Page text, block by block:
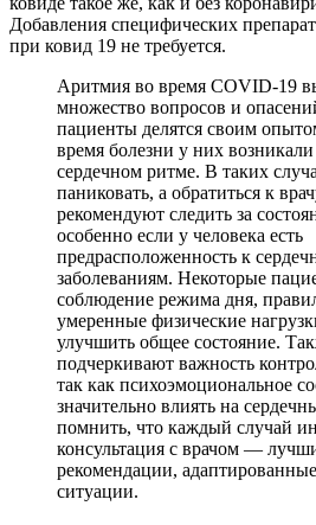
Добавления специфических
при ковид 19 не требуется.
Аритмия во время COVID-19
множество вопросов и
пациенты делятся своим
время болезни у них
сердечном ритме. В таких
паниковать, а обратиться к
рекомендуют следить за
особенно если у человека есть
предрасположенность к
заболеваниям. Некоторые
соблюдение режима дня,
умеренные физические
улучшить общее состояние.
подчеркивают важность
так как психоэмоциональное
значительно влиять на
помнить, что каждый случай
консультация с врачом —
рекомендации,
ситуации.